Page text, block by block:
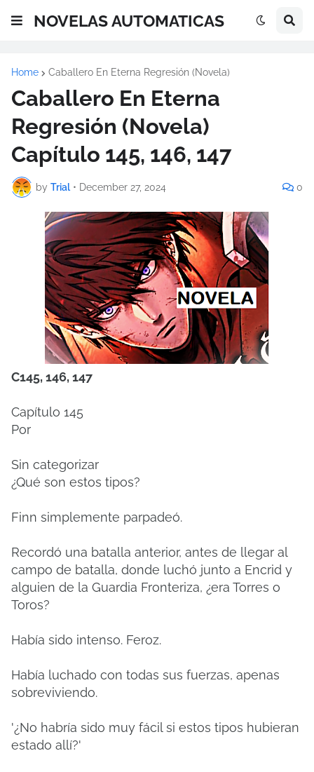
NOVELAS AUTOMATICAS
Home Caballero En Eterna Regresión (Novela)
Caballero En Eterna
Regresión (Novela)
Capítulo 145, 146, 147
by Trial • December 27, 2024 0
C145, 146, 147
Capítulo 145
Por
Sin categorizar
¿Qué son estos tipos?
Finn simplemente parpadeó.
Recordó una batalla anterior, antes de llegar al
campo de batalla, donde luchó junto a Encrid y
alguien de la Guardia Fronteriza, ¿era Torres o
Toros?
Había sido intenso. Feroz.
Había luchado con todas sus fuerzas, apenas
sobreviviendo.
'¿No habría sido muy fácil si estos tipos hubieran
estado allí?'